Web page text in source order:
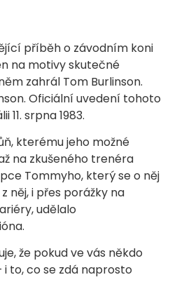
příběh o závodním koni
na motivy skutečné
zahrál Tom Burlinson.
Oficiální uvedení tohoto
srpna 1983.
kterému jeho možné
na zkušeného trenéra
Tommyho, který se o něj
něj, i přes porážky na
udělalo
že pokud ve vás někdo
to, co se zdá naprosto